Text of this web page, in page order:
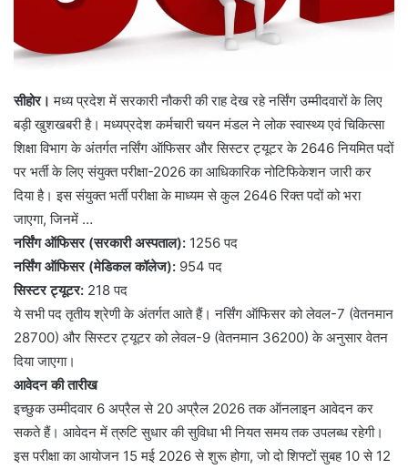
सीहोर। मध्य प्रदेश में सरकारी नौकरी की राह देख रहे नर्सिंग उम्मीदवारों के लिए
बड़ी खुशखबरी है। मध्यप्रदेश कर्मचारी चयन मंडल ने लोक स्वास्थ्य एवं चिकित्सा
शिक्षा विभाग के अंतर्गत नर्सिंग ऑफिसर और सिस्टर ट्यूटर के 2646 नियमित पदों
पर भर्ती के लिए संयुक्त परीक्षा-2026 का आधिकारिक नोटिफिकेशन जारी कर
दिया है। इस संयुक्त भर्ती परीक्षा के माध्यम से कुल 2646 रिक्त पदों को भरा
जाएगा, जिनमें …
नर्सिंग ऑफिसर (सरकारी अस्पताल): 1256 पद
नर्सिंग ऑफिसर (मेडिकल कॉलेज): 954 पद
सिस्टर ट्यूटर: 218 पद
ये सभी पद तृतीय श्रेणी के अंतर्गत आते हैं। नर्सिंग ऑफिसर को लेवल-7 (वेतनमान
28700) और सिस्टर ट्यूटर को लेवल-9 (वेतनमान 36200) के अनुसार वेतन
दिया जाएगा।
आवेदन की तारीख
इच्छुक उम्मीदवार 6 अप्रैल से 20 अप्रैल 2026 तक ऑनलाइन आवेदन कर
सकते हैं। आवेदन में त्रुटि सुधार की सुविधा भी नियत समय तक उपलब्ध रहेगी।
इस परीक्षा का आयोजन 15 मई 2026 से शुरू होगा, जो दो शिफ्टों सुबह 10 से 12